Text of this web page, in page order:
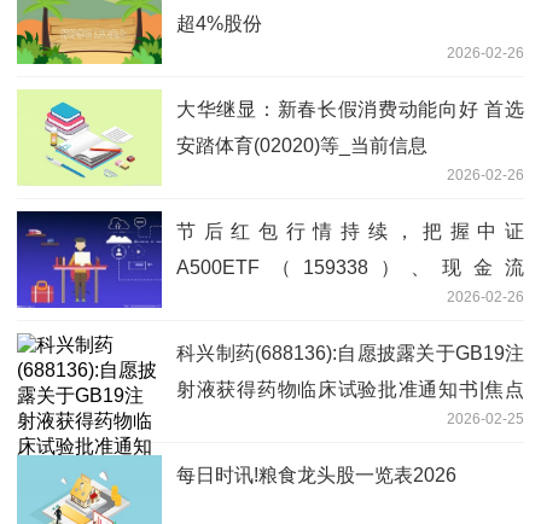
超4%股份
2026-02-26
大华继显：新春长假消费动能向好 首选
安踏体育(02020)等_当前信息
2026-02-26
节后红包行情持续，把握中证
A500ETF（159338）、现金流
ETF（159399）配置窗口_今日热讯2026-02-26
科兴制药(688136):自愿披露关于GB19注
射液获得药物临床试验批准通知书|焦点
2026-02-25
每日时讯!粮食龙头股一览表2026